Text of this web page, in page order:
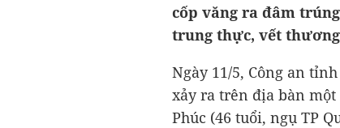
cốp văng ra đâm
trung thực, vết
Ngày 11/5, Công an
xảy ra trên địa bàn
Phúc (46 tuổi, ngụ TP